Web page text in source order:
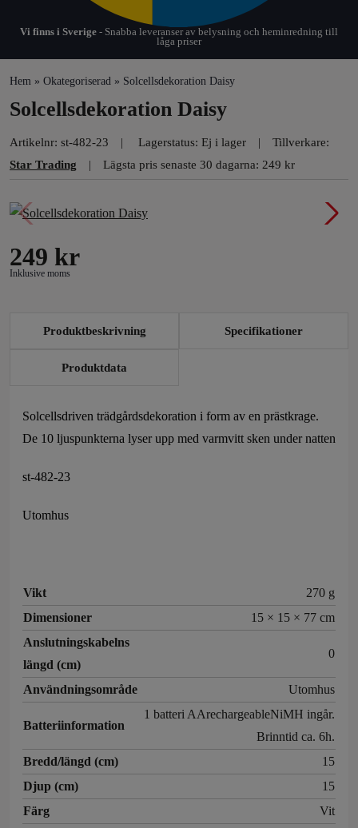
Vi finns i Sverige - Snabba leveranser av belysning och heminredning till
låga priser
Hem » Okategoriserad » Solcellsdekoration Daisy
Solcellsdekoration Daisy
Artikelnr: st-482-23 Lagerstatus: Ej i lager
Tillverkare:
Star Trading
Lägsta pris senaste 30 dagarna: 249 kr
249 kr
Inklusive moms
Produktbeskrivning Specifikationer
Produktdata
Solcellsdriven trädgårdsdekoration i form av en prästkrage.
De 10 ljuspunkterna lyser upp med varmvitt sken under natten
st-482-23
Utomhus
Vikt
270 g
Dimensioner
15 × 15 × 77 cm
Anslutningskabelns
längd (cm)
0
Användningsområde Utomhus
Batteriinformation
1 batteri AArechargeableNiMH ingår.
Brinntid ca. 6h.
Bredd/längd (cm)
15
Djup (cm)
15
Färg
Vit